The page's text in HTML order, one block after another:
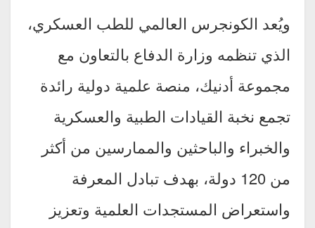
ويُعد الكونجرس العالمي للطب العسكري،
الذي تنظمه وزارة الدفاع بالتعاون مع
مجموعة أدنيك، منصة علمية دولية رائدة
تجمع نخبة القيادات الطبية والعسكرية
والخبراء والباحثين والممارسين من أكثر
من 120 دولة، بهدف تبادل المعرفة
واستعراض المستجدات العلمية وتعزيز